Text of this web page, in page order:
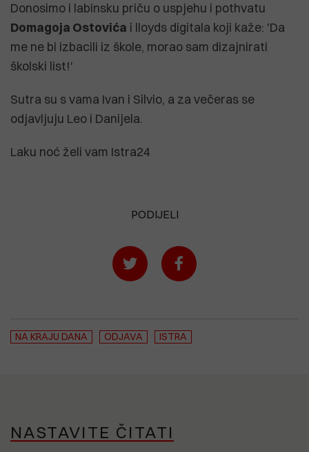
Donosimo i labinsku priču o uspjehu i pothvatu
Domagoja Ostovića i lloyds digitala koji kaže: 'Da
me ne bi izbacili iz škole, morao sam dizajnirati
školski list!'
Sutra su s vama Ivan i Silvio, a za večeras se
odjavljuju Leo i Danijela.
Laku noć želi vam Istra24
PODIJELI
NA KRAJU DANA ODJAVA ISTRA
NASTAVITE ČITATI